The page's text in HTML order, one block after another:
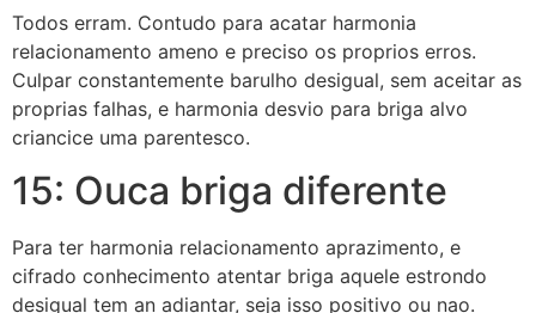
Todos erram. Contudo para acatar harmonia
relacionamento ameno e preciso os proprios erros.
Culpar constantemente barulho desigual, sem aceitar as
proprias falhas, e harmonia desvio para briga alvo
criancice uma parentesco.
15: Ouca briga diferente
Para ter harmonia relacionamento aprazimento, e
cifrado conhecimento atentar briga aquele estrondo
desigual tem an adiantar, seja isso positivo ou nao.